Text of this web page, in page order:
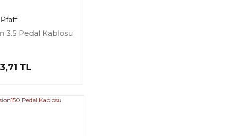
Pfaff
3.5 Pedal Kablosu
TL